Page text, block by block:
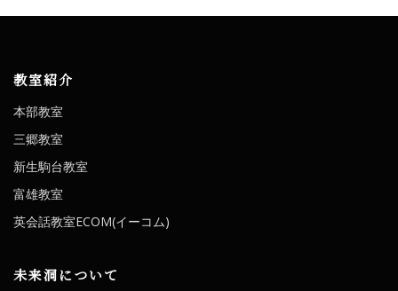
教室紹介
本部教室
三郷教室
新生駒台教室
富雄教室
英会話教室ECOM(イーコム)
未来洞について